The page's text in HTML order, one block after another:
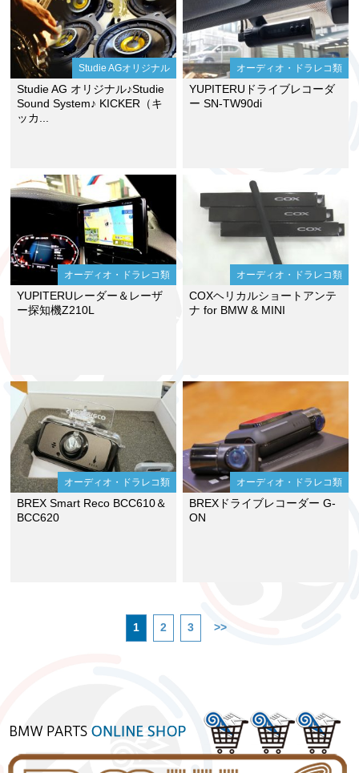
Studie AGオリジナル
Studie AG オリジナル♪Studie
Sound System♪ KICKER（キ
ッカ...
オーディオ・ドラレコ類
YUPITERUドライブレコーダ
ー SN-TW90di
オーディオ・ドラレコ類
YUPITERUレーダー＆レーザ
ー探知機Z210L
オーディオ・ドラレコ類
COXヘリカルショートアンテ
ナ for BMW & MINI
オーディオ・ドラレコ類
BREX Smart Reco BCC610＆
BCC620
オーディオ・ドラレコ類
BREXドライブレコーダー G-
ON
1 2 3 >>